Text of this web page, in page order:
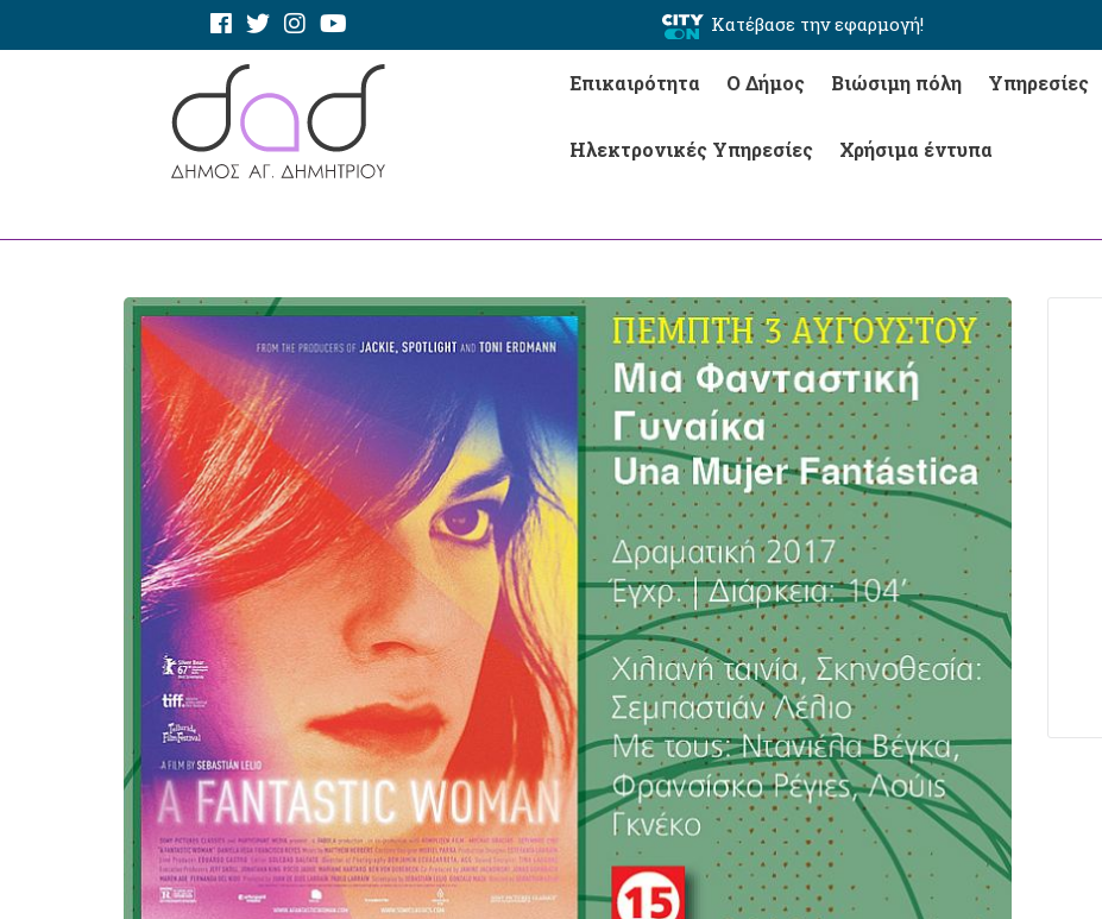
Κατέβασε την εφαρμογή!
Επικαιρότητα Ο Δήμος Βιώσιμη πόλη Υπηρεσίες
Ηλεκτρονικές Υπηρεσίες Χρήσιμα έντυπα